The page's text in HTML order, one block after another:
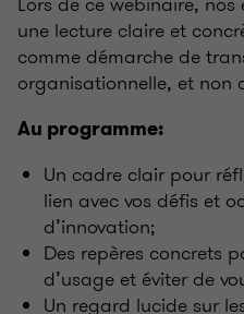
une lecture claire et
comme démarche de
organisationnelle, et non
Au programme:
Un cadre clair pour
lien avec vos défis et
d’innovation;
Des repères concrets
d’usage et éviter de
Un regard lucide sur